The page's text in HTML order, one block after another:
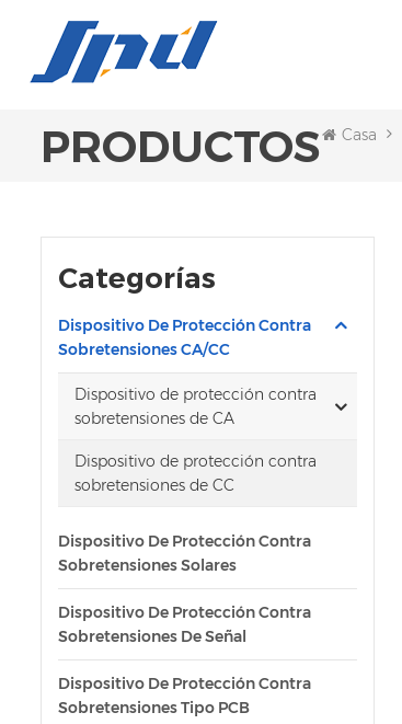
PRODUCTOS Casa
Categorías
Dispositivo De Protección Contra
Sobretensiones CA/CC
Dispositivo de protección contra
sobretensiones de CA
Dispositivo de protección contra
sobretensiones de CC
Dispositivo De Protección Contra
Sobretensiones Solares
Dispositivo De Protección Contra
Sobretensiones De Señal
Dispositivo De Protección Contra
Sobretensiones Tipo PCB